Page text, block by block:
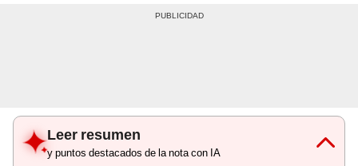
Leer resumen
y puntos destacados de la nota con IA